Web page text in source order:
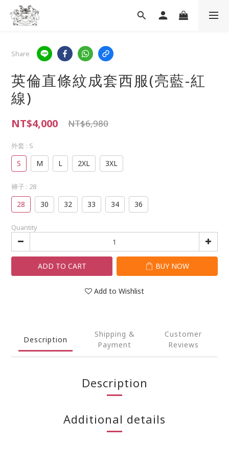
Share
英倫直條紋成套西服(亮藍-紅
線)
NT$4,000 NT$6,980
外套 : S
S M L 2XL 3XL
褲子 : 28
28 30 32 33 34 36
Quantity
ADD TO CART BUY NOW
Add to Wishlist
Description
Shipping &
Payment
Customer
Reviews
Description
Additional details